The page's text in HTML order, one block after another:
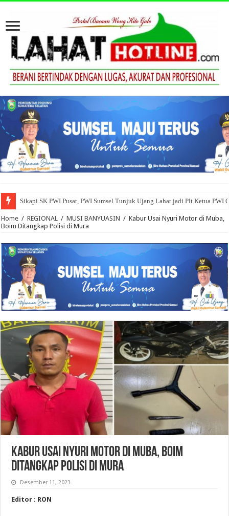
Sikapi SK PWI Pusat, PWI Sumsel Tunjuk Ujang Lahat jadi Plt Ketua PWI
Home / REGIONAL / MUSI BANYUASIN / Kabur Usai Nyuri Motor di Muba,
Boim Ditangkap Polisi di Mura
Kabur Usai Nyuri Motor di Muba, Boim
Ditangkap Polisi di Mura
Desember 11, 2023
Editor : RON